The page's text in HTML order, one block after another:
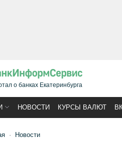
о банках Екатеринбурга
НОВОСТИ КУРСЫ ВАЛЮТ
Новости